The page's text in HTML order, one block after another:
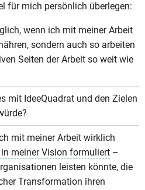
für mich persönlich überlegen:
wenn ich mit meiner Arbeit
sondern auch so arbeiten
Seiten der Arbeit so weit wie
mit IdeeQuadrat und den Zielen
mit meiner Arbeit wirklich
meiner Vision formuliert –
leisten könnte, die
Transformation ihren